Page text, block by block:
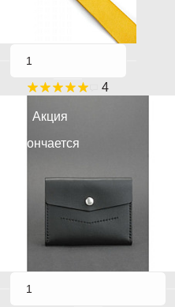
4
Акция
Кончается